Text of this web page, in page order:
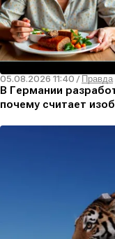
05.08.2026 11:40 / Правда
В Германии
почему считает